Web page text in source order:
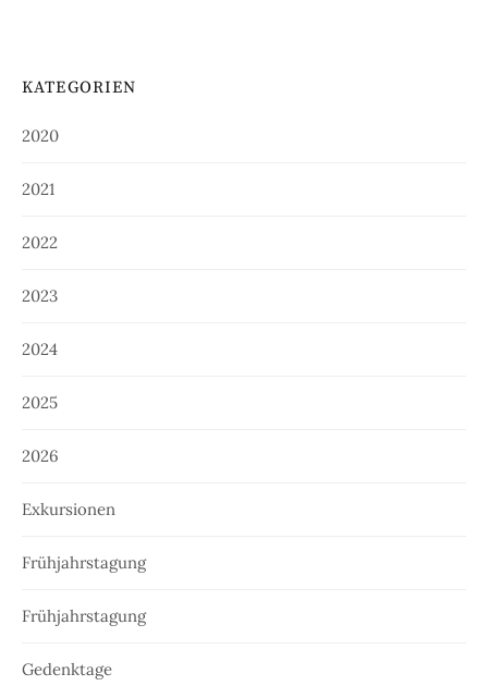
KATEGORIEN
2020
2021
2022
2023
2024
2025
2026
Exkursionen
Frühjahrstagung
Frühjahrstagung
Gedenktage